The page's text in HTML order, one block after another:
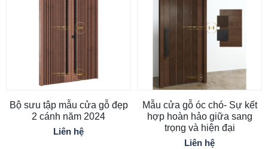
Bộ sưu tập mẫu cửa gỗ đẹp
2 cánh năm 2024
Liên hệ
Mẫu cửa gỗ óc chó- Sự kết
hợp hoàn hảo giữa sang
trọng và hiện đại
Liên hệ